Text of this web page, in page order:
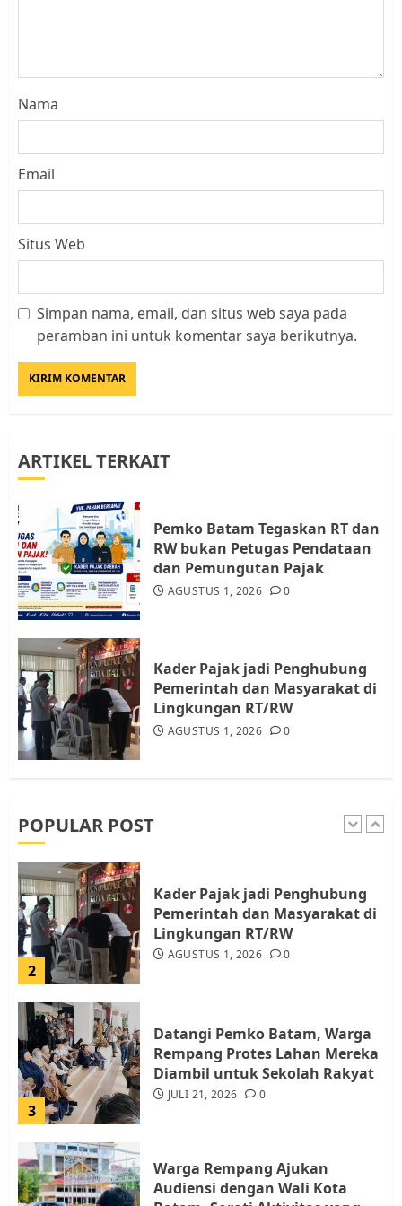
Nama
Email
Situs Web
Simpan nama, email, dan situs web saya pada
peramban ini untuk komentar saya berikutnya.
ARTIKEL TERKAIT
Pemko Batam Tegaskan RT dan
RW bukan Petugas Pendataan
dan Pemungutan Pajak
AGUSTUS 1, 2026 0
Kader Pajak jadi Penghubung
Pemerintah dan Masyarakat di
Lingkungan RT/RW
AGUSTUS 1, 2026 0
POPULAR POST
Datangi Pemko Batam, Warga
4
Warga Rempang Ajukan
Resahkan Warga
JULI 17, 2026 0
5
JULI 15, 2026 0
1
2
Kader Pajak jadi Penghubung
Pemerintah dan Masyarakat di
Lingkungan RT/RW
AGUSTUS 1, 2026 0
3
Datangi Pemko Batam, Warga
Rempang Protes Lahan Mereka
Diambil untuk Sekolah Rakyat
JULI 21, 2026 0
Warga Rempang Ajukan
Audiensi dengan Wali Kota